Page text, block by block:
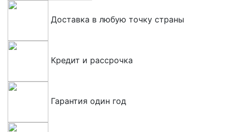
Доставка в любую точку страны
Кредит и рассрочка
Гарантия один год